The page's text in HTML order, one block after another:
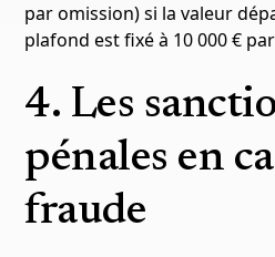
par omission) si la valeur
plafond est fixé à 10 000 €
4. Les
pénales en
fraude